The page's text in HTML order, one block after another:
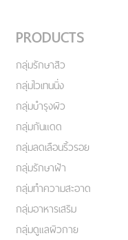
PRODUCTS
กลุ่มรักษาสิว
กลุ่มไวเทนนิ่ง
กลุ่มบำรุงผิว
กลุ่มกันแดด
กลุ่มลดเลือนริ้วรอย
กลุ่มรักษาฝ้า
กลุ่มทำความสะอาด
กลุ่มอาหารเสริม
กลุ่มดูแลผิวกาย